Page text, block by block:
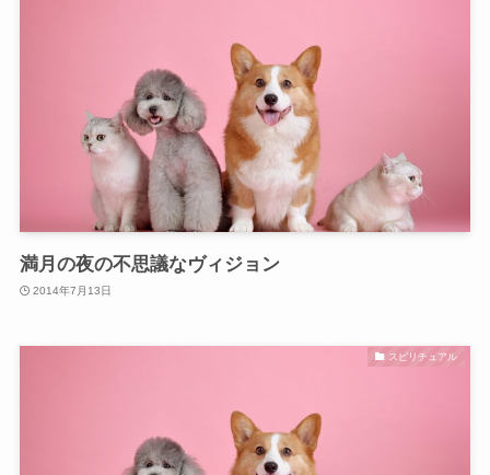
満月の夜の不思議なヴィジョン
2014年7月13日
スピリチュアル